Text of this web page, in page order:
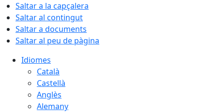
Saltar a la capçalera
Saltar al contingut
Saltar a documents
Saltar al peu de pàgina
Idiomes
Català
Castellà
Anglès
Alemany